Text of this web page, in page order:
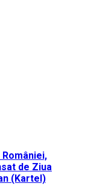
de Ziua
(Kartel)